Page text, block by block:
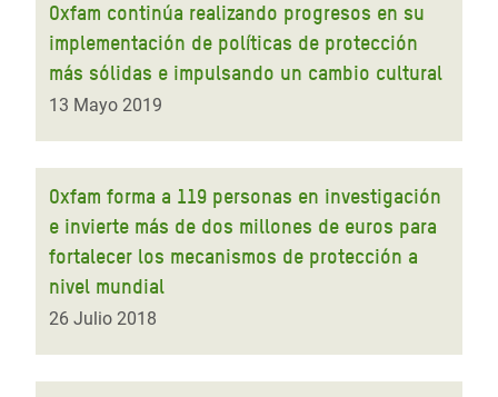
Oxfam continúa realizando progresos en su
implementación de políticas de protección
más sólidas e impulsando un cambio cultural
13 Mayo 2019
Oxfam forma a 119 personas en investigación
e invierte más de dos millones de euros para
fortalecer los mecanismos de protección a
nivel mundial
26 Julio 2018